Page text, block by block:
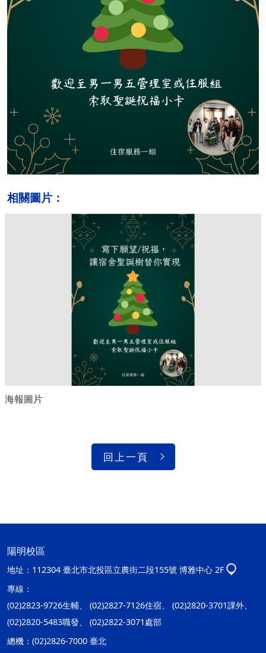
相關圖片：
海報圖片
回上一頁
陽明校區
地址： 112304 臺北市北投區立農街二段155號 博雅中心 2F
專線：
(02)2823-9726生輔、 (02)2827-7126住宿、 (02)2820-3701課外、
(02)2820-5483職發、 (02)2822-3071處部
總機： (02)2826-7000 臺北